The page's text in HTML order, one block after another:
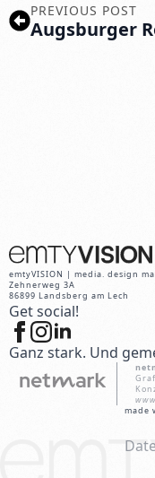
PREVIOUS POST
Augsburger
emtyVISION | media. design
Zehnerweg 3A
86899 Landsberg am Lech
Get social!
Ganz stark. Und
made